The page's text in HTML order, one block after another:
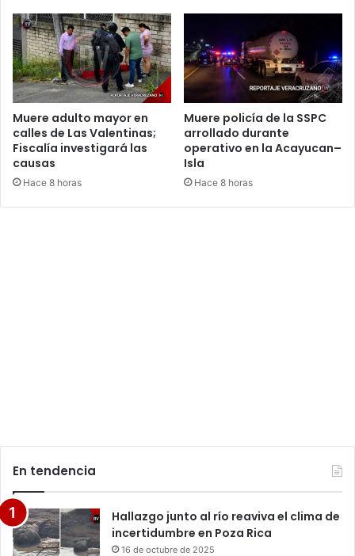
Muere adulto mayor en
calles de Las Valentinas;
Fiscalía investigará las
causas
Hace 8 horas
Muere policía de la SSPC
arrollado durante
operativo en la Acayucan–
Isla
Hace 8 horas
En tendencia
Hallazgo junto al río reaviva el clima de
incertidumbre en Poza Rica
16 de octubre de 2025